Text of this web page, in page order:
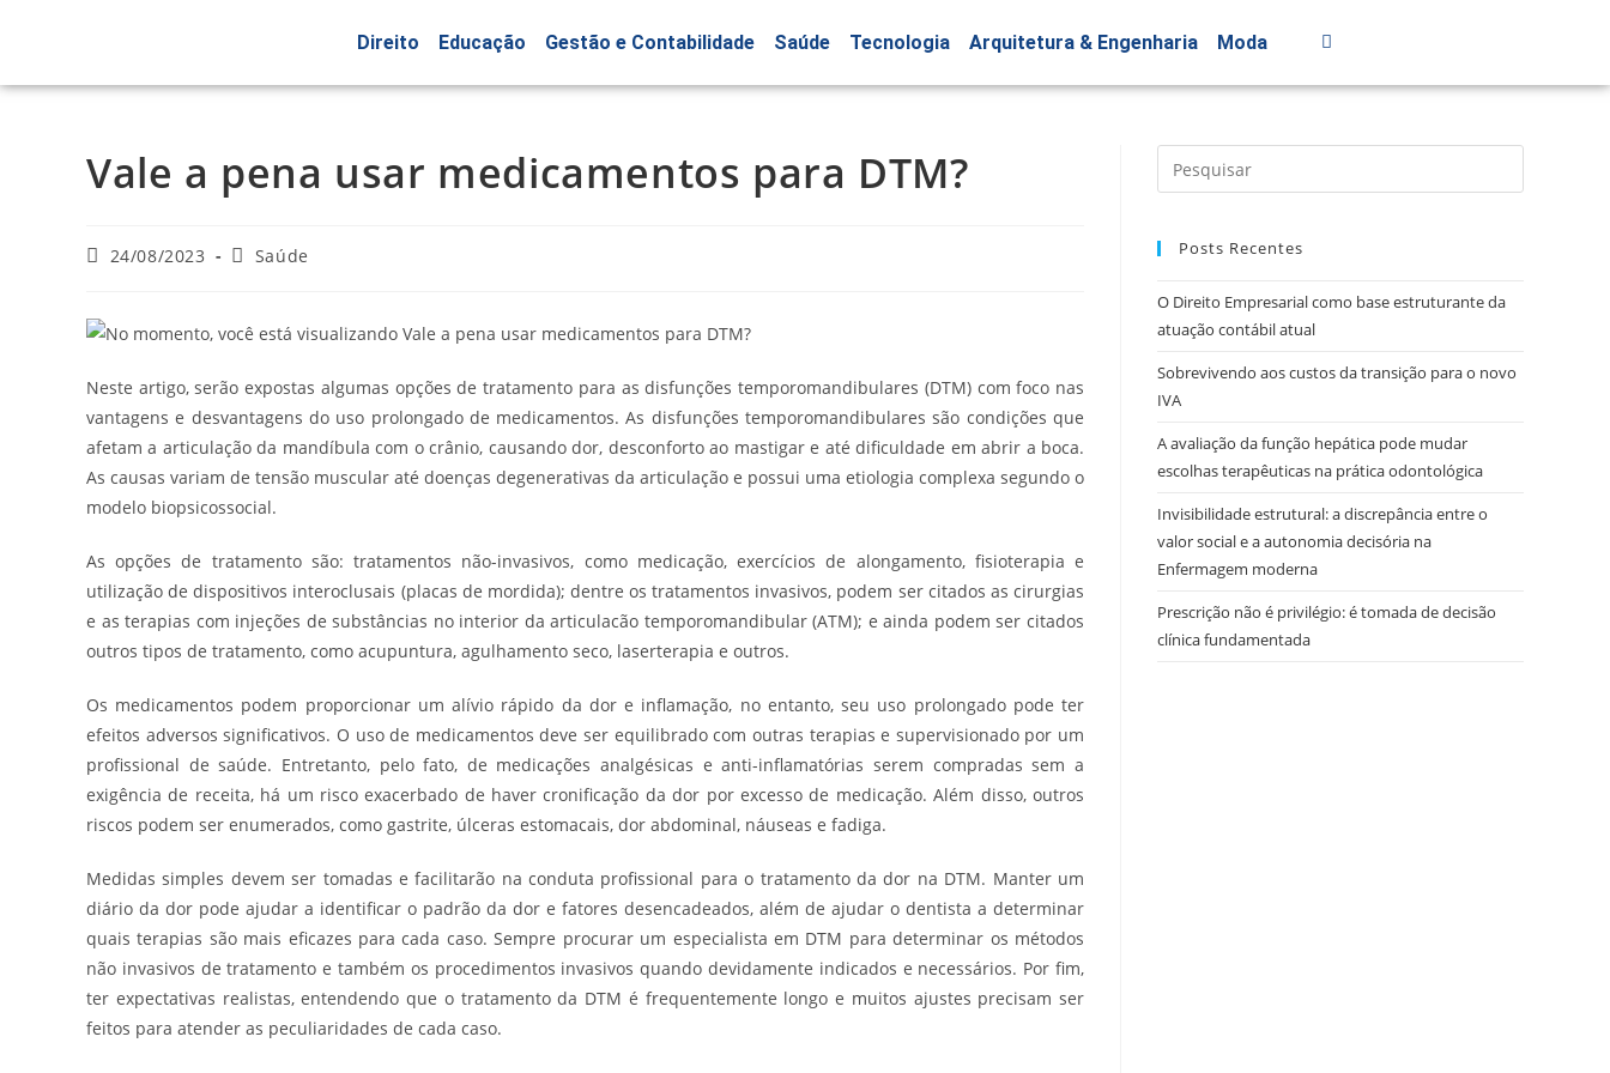
Direito Educação Gestão e Contabilidade Saúde Tecnologia Arquitetura & Engenharia Moda
Vale a pena usar medicamentos para DTM?
24/08/2023 Saúde
Neste artigo, serão expostas algumas opções de tratamento para as disfunções temporomandibulares (DTM) com foco nas
vantagens e desvantagens do uso prolongado de medicamentos. As disfunções temporomandibulares são condições que
afetam a articulação da mandíbula com o crânio, causando dor, desconforto ao mastigar e até dificuldade em abrir a boca.
As causas variam de tensão muscular até doenças degenerativas da articulação e possui uma etiologia complexa segundo o
modelo biopsicossocial.
As opções de tratamento são: tratamentos não-invasivos, como medicação, exercícios de alongamento, fisioterapia e
utilização de dispositivos interoclusais (placas de mordida); dentre os tratamentos invasivos, podem ser citados as cirurgias
e as terapias com injeções de substâncias no interior da articulacão temporomandibular (ATM); e ainda podem ser citados
outros tipos de tratamento, como acupuntura, agulhamento seco, laserterapia e outros.
Os medicamentos podem proporcionar um alívio rápido da dor e inflamação, no entanto, seu uso prolongado pode ter
efeitos adversos significativos. O uso de medicamentos deve ser equilibrado com outras terapias e supervisionado por um
profissional de saúde. Entretanto, pelo fato, de medicações analgésicas e anti-inflamatórias serem compradas sem a
exigência de receita, há um risco exacerbado de haver cronificação da dor por excesso de medicação. Além disso, outros
riscos podem ser enumerados, como gastrite, úlceras estomacais, dor abdominal, náuseas e fadiga.
Medidas simples devem ser tomadas e facilitarão na conduta profissional para o tratamento da dor na DTM. Manter um
diário da dor pode ajudar a identificar o padrão da dor e fatores desencadeados, além de ajudar o dentista a determinar
quais terapias são mais eficazes para cada caso. Sempre procurar um especialista em DTM para determinar os métodos
não invasivos de tratamento e também os procedimentos invasivos quando devidamente indicados e necessários. Por fim,
ter expectativas realistas, entendendo que o tratamento da DTM é frequentemente longo e muitos ajustes precisam ser
feitos para atender as peculiaridades de cada caso.
Posts Recentes
O Direito Empresarial como base estruturante da
atuação contábil atual
Sobrevivendo aos custos da transição para o novo
IVA
A avaliação da função hepática pode mudar
escolhas terapêuticas na prática odontológica
Invisibilidade estrutural: a discrepância entre o
valor social e a autonomia decisória na
Enfermagem moderna
Prescrição não é privilégio: é tomada de decisão
clínica fundamentada